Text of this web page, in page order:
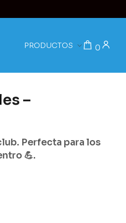
PRODUCTOS 0
–
Perfecta para los
💪.